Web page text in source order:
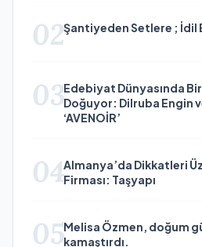
02Şantiyeden Setlere ; İdil
03Edebiyat Dünyasında
Doğuyor: Dilruba Engin
‘AVENOİR’
04Almanya’da Dikkatleri
Firması: Taşyapı
05Melisa Özmen, doğum
kamaştırdı.